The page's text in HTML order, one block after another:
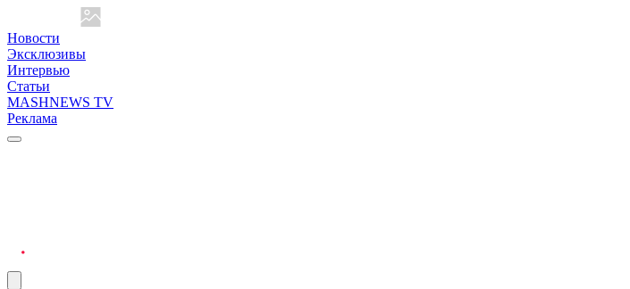
Новости
Эксклюзивы
Интервью
Статьи
MASHNEWS TV
Реклама